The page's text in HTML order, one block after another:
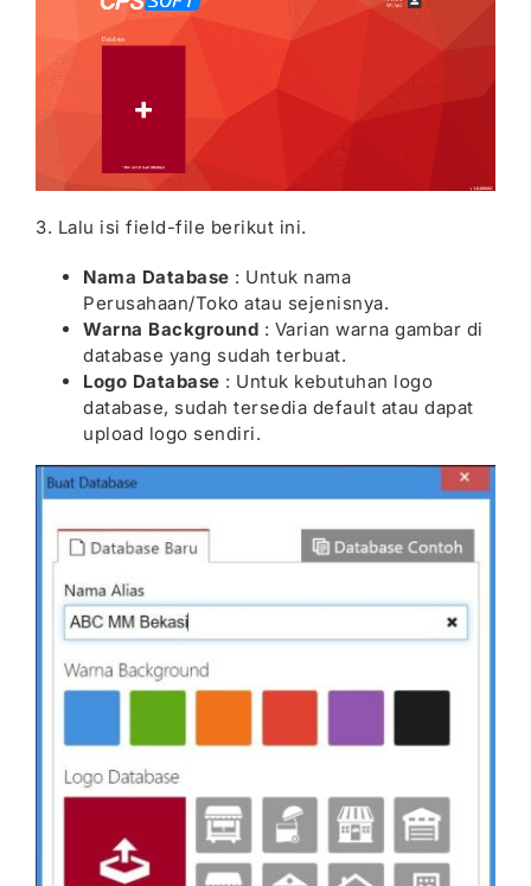
3. Lalu isi field-file berikut ini.
Nama Database : Untuk nama
Perusahaan/Toko atau sejenisnya.
Warna Background : Varian warna gambar di
database yang sudah terbuat.
Logo Database : Untuk kebutuhan logo
database, sudah tersedia default atau dapat
upload logo sendiri.